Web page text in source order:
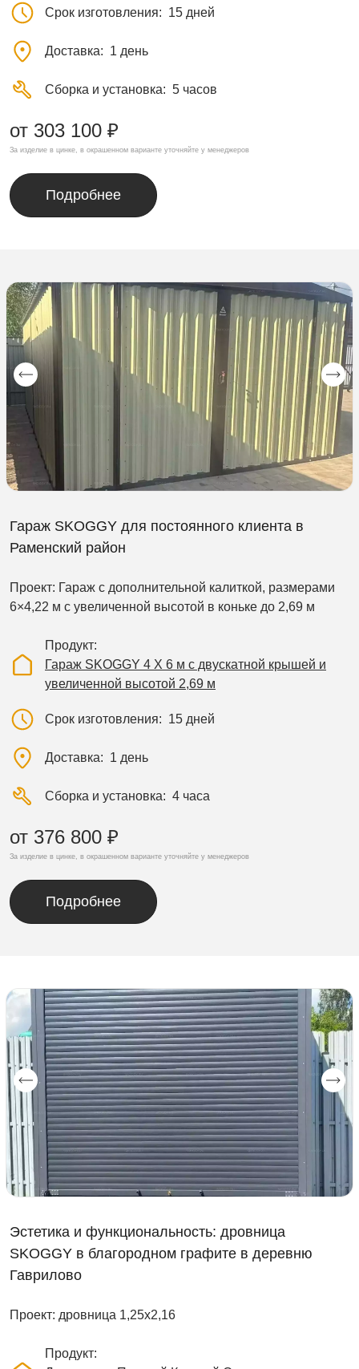
Срок изготовления 15 дней
Доставка 1 день
Сборка и установка 5 часов
от 303 100 ₽
За изделие в цинке, в окрашенном варианте уточняйте у менеджеров
Подробнее
Гараж SKOGGY для постоянного клиента в
Раменский район
Проект: Гараж с дополнительной калиткой, размерами
6×4,22 м с увеличенной высотой в коньке до 2,69 м
Продукт
Гараж SKOGGY 4 Х 6 м с двускатной крышей и
увеличенной высотой 2,69 м
Срок изготовления 15 дней
Доставка 1 день
Сборка и установка 4 часа
от 376 800 ₽
За изделие в цинке, в окрашенном варианте уточняйте у менеджеров
Подробнее
Эстетика и функциональность: дровница
SKOGGY в благородном графите в деревню
Гаврилово
Проект: дровница 1,25х2,16
Продукт